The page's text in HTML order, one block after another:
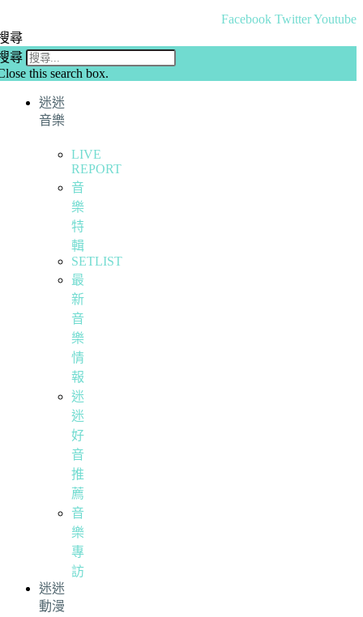
Facebook TwitterYoutube
尋
尋
this search box.
迷迷
音樂
LIVE
REPORT
音
樂
特
輯
SETLIST
最
新
音
樂
情
報
迷
迷
好
音
推
薦
音
樂
專
訪
迷迷
動漫